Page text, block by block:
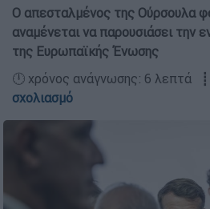
Ο απεσταλμένος της Ούρσουλα
αναμένεται να παρουσιάσει την
της Ευρωπαϊκής Ένωσης
🕛 χρόνος ανάγνωσης: 6
σχολιασμό